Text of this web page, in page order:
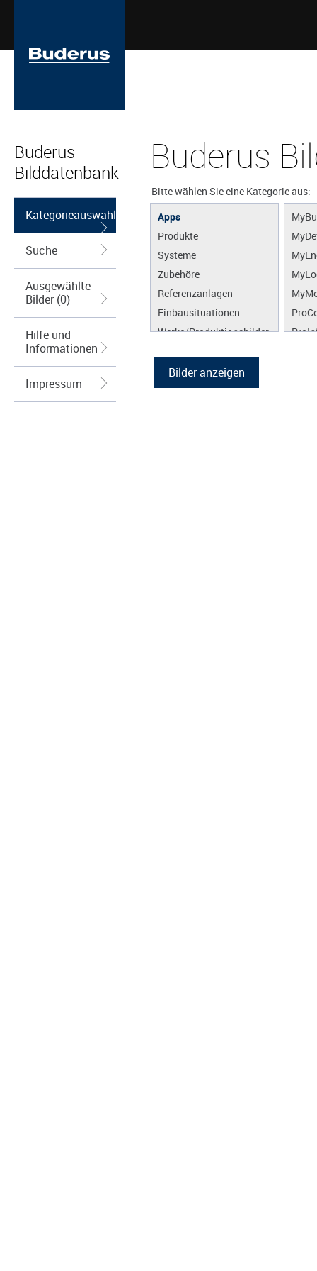
Buderus
Bilddatenbank
Kategorieauswahl
Suche
Ausgewählte
Bilder (0)
Hilfe und
Informationen
Impressum
Buderus
Bitte wählen Sie eine Kategorie aus:
Apps
Produkte
Systeme
Zubehöre
Referenzanlagen
Einbausituationen
Werke/Produktionsbilder
Grafiken